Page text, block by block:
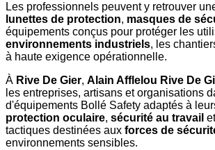
Les professionnels peuvent y retrouver
lunettes de protection, masques de
équipements conçus pour protéger les
environnements industriels, les
à haute exigence opérationnelle.
À Rive De Gier, Alain Afflelou Rive De
les entreprises, artisans et organisations
d'équipements Bollé Safety adaptés à
protection oculaire, sécurité au travail
tactiques destinées aux forces de
environnements sensibles.